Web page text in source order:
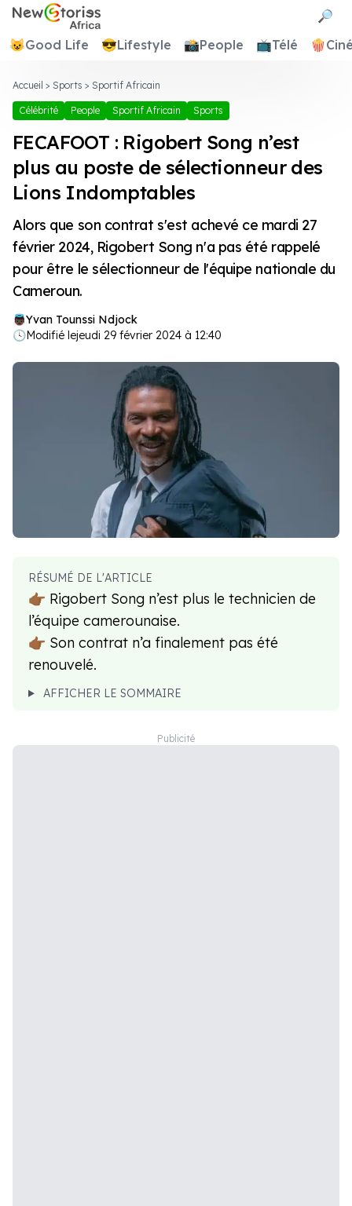
Newstories Africa
🔎
😺Good Life 😎Lifestyle 📸People 📺Télé 🍿
Accueil > Sports > Sportif Africain
Célébrité People Sportif Africain Sports
FECAFOOT : Rigobert Song n’est
plus au poste de sélectionneur des
Lions Indomptables
Alors que son contrat s'est achevé ce mardi 27
février 2024, Rigobert Song n'a pas été rappelé
pour être le sélectionneur de l'équipe nationale du
Cameroun.
Yvan Tounssi Ndjock
🕓Modifié lejeudi 29 février 2024 à 12:40
RÉSUMÉ DE L'ARTICLE
👉🏾 Rigobert Song n’est plus le technicien de
l’équipe camerounaise.
👉🏾 Son contrat n’a finalement pas été
renouvelé.
AFFICHER LE SOMMAIRE